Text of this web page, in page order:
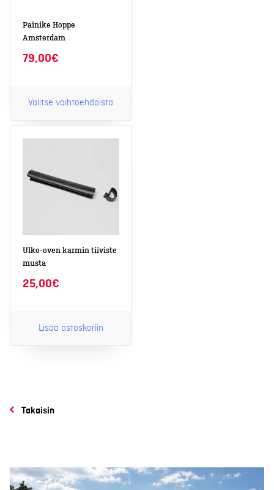
Painike Hoppe
Amsterdam
79,00€
Valitse vaihtoehdoista
sivulla.
Ulko-oven karmin tiiviste
musta
25,00€
Lisää ostoskoriin
Takaisin